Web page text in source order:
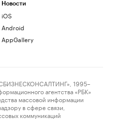
Новости
iOS
Android
AppGallery
1995–
агентства «РБК»
массовой информации
в сфере связи,
коммуникаций